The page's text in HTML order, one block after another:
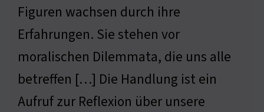
Figuren wachsen durch ihre
Erfahrungen. Sie stehen vor
moralischen Dilemmata, die uns alle
betreffen […] Die Handlung ist ein
Aufruf zur Reflexion über unsere